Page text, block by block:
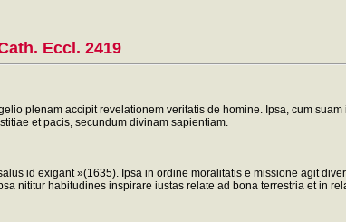
Eccl. 2419
plenam accipit revelationem veritatis de homine. Ipsa, cum
et pacis, secundum divinam sapientiam.
id exigant »(1635). Ipsa in ordine moralitatis e missione agit
nititur habitudines inspirare iustas relate ad bona terrestria et in